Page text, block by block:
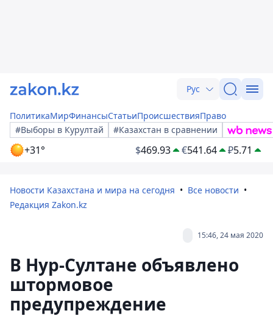
Рус
ПолитикаМирФинансыСтатьиПроисшествияПраво
#Выборы в Курултай
#Казахстан в сравнении
+31° $469.93 €541.64 ₽5.71
Новости Казахстана и мира на сегодня
Все новости
Редакция Zakon.kz
15:46, 24 мая 2020
В Нур-Султане объявлено
штормовое
предупреждение